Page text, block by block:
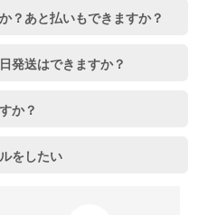
？あと払いもできますか？
発送はできますか？
か？
をしたい